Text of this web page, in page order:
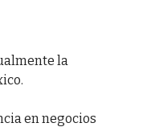
la
en negocios